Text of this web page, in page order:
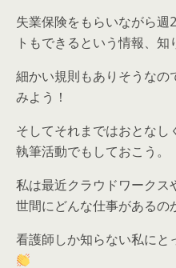
失業保険をもらいながら週
トもできるという情報、
細かい規則もありそうなの
みよう！
そしてそれまではおとなし
執筆活動でもしておこう。
私は最近クラウドワーク
世間にどんな仕事があるの
看護師しか知らない私にと